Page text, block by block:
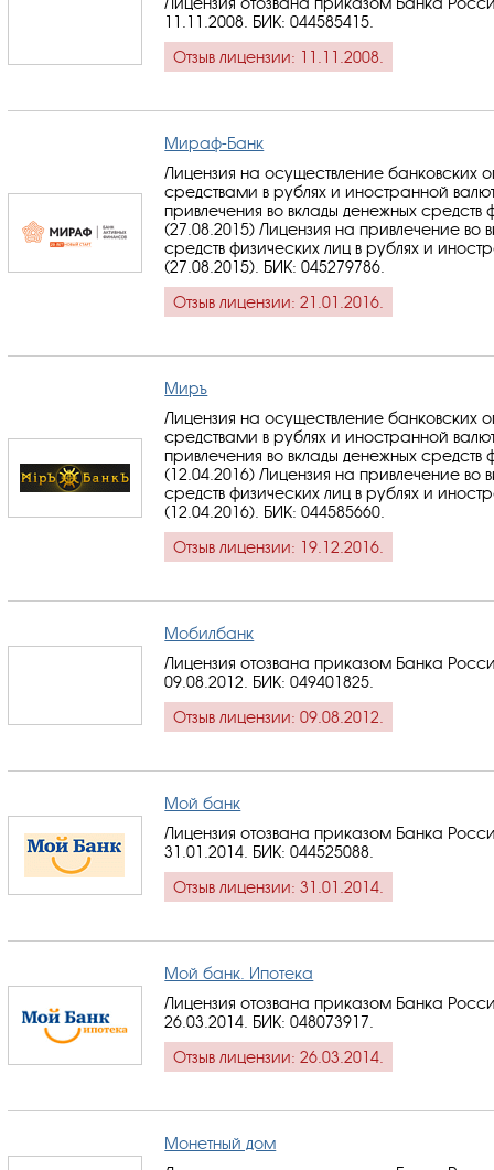
11.11.2008. БИК: 044585415
Отзыв лицензии: 11.11.2008.
Мираф-Банк
Лицензия на осуществление банковских
средствами в рублях и иностранной
привлечения во вклады денежных средств
(27.08.2015) Лицензия на привлечение во
средств физических лиц в рублях и
(27.08.2015). БИК: 045279786
Отзыв лицензии: 21.01.2016.
Миръ
Лицензия на осуществление банковских
средствами в рублях и иностранной
привлечения во вклады денежных средств
(12.04.2016) Лицензия на привлечение во
средств физических лиц в рублях и
(12.04.2016). БИК: 044585660
Отзыв лицензии: 19.12.2016.
Мобилбанк
Лицензия отозвана приказом Банка
09.08.2012. БИК: 049401825
Отзыв лицензии: 09.08.2012.
Мой банк
Лицензия отозвана приказом Банка
31.01.2014. БИК: 044525088
Отзыв лицензии: 31.01.2014.
Мой банк. Ипотека
Лицензия отозвана приказом Банка
26.03.2014. БИК: 048073917
Отзыв лицензии: 26.03.2014.
Монетный дом